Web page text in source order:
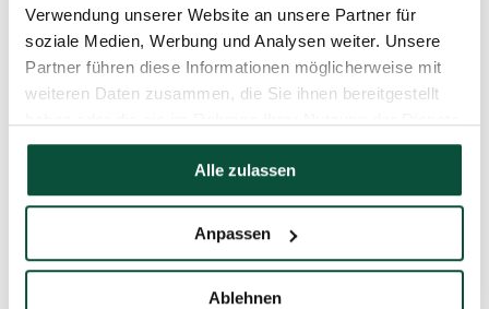
Verwendung unserer Website an unsere Partner für
soziale Medien, Werbung und Analysen weiter. Unsere
Partner führen diese Informationen möglicherweise mit
weiteren Daten zusammen, die Sie ihnen bereitgestellt
gesammelt haben.
Alle zulassen
Anpassen
Ablehnen